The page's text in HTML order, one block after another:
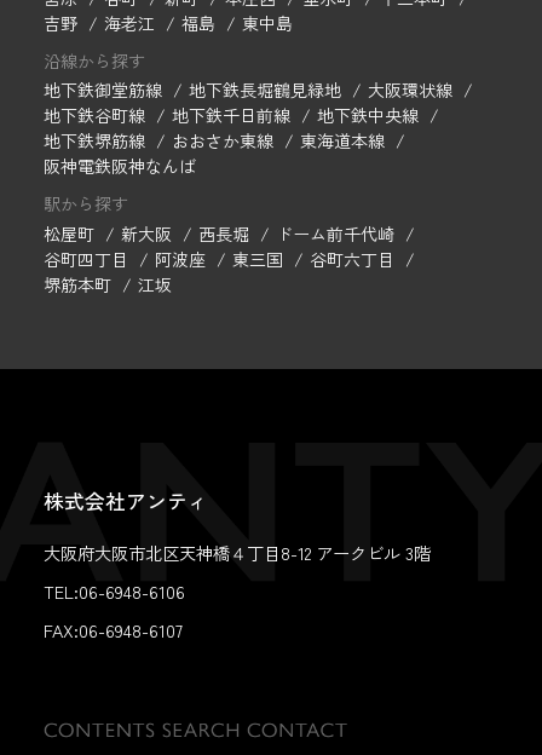
吉野
海老江 福島
東中島
沿線から探す
地下鉄御堂筋線
地下鉄長堀鶴見緑地
大阪環状線
地下鉄谷町線
地下鉄千日前線
地下鉄中央線
地下鉄堺筋線
おおさか東線
東海道本線
阪神電鉄阪神なんば
駅から探す
松屋町
新大阪 西長堀
ドーム前千代崎
谷町四丁目
阿波座 東三国
谷町六丁目
堺筋本町
江坂
株式会社アンティ
大阪府大阪市北区天神橋４丁目8-12 アークビル 3階
TEL:06-6948-6106
FAX:06-6948-6107